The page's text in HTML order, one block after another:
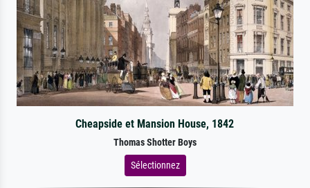
Cheapside et Mansion House, 1842
Thomas Shotter Boys
Sélectionnez